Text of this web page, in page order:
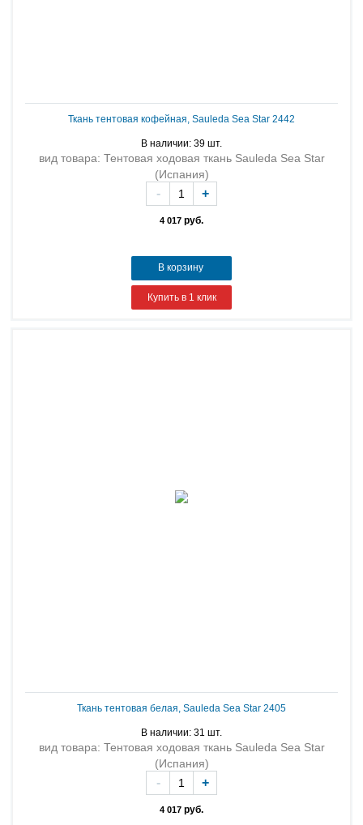
Ткань тентовая кофейная, Sauleda Sea Star 2442
В наличии: 39 шт.
вид товара: Тентовая ходовая ткань Sauleda Sea Star
(Испания)
4 017 руб.
- +
В корзину
Купить в 1 клик
Ткань тентовая белая, Sauleda Sea Star 2405
В наличии: 31 шт.
вид товара: Тентовая ходовая ткань Sauleda Sea Star
(Испания)
4 017 руб.
- +